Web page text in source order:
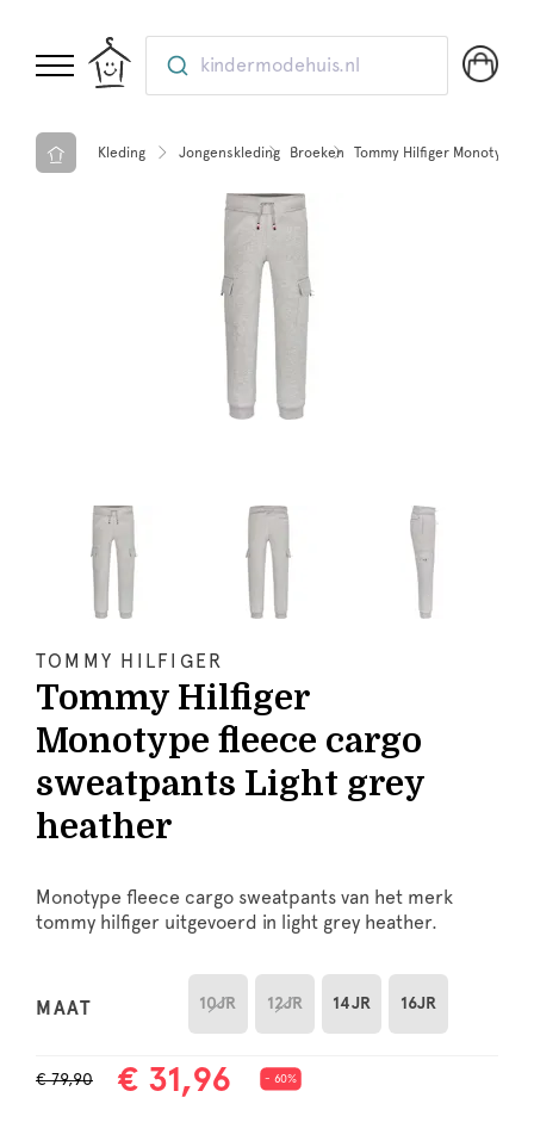
kindermodehuis.nl
Kleding Jongenskleding Broeken Tommy Hilfiger Monotype
TOMMY HILFIGER
Tommy Hilfiger
Monotype fleece cargo
sweatpants Light grey
heather
Monotype fleece cargo sweatpants van het merk
tommy hilfiger uitgevoerd in light grey heather.
MAAT 10JR 12JR 14JR 16JR
€ 79,90 € 31,96 - 60%